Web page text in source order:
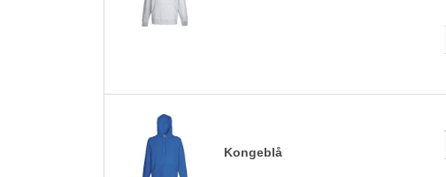
Kongeblå